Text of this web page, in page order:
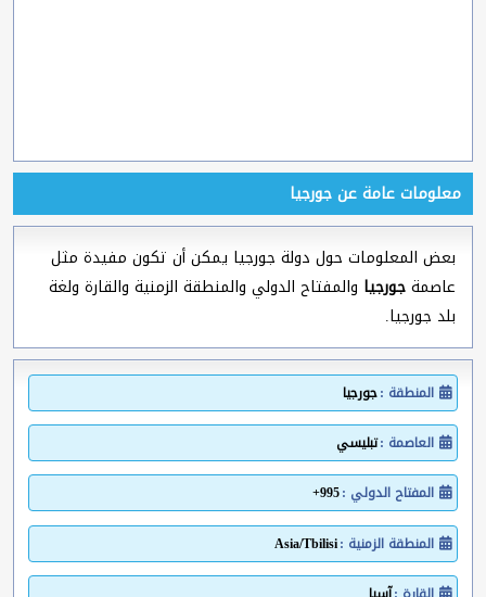
معلومات عامة عن جورجيا
بعض المعلومات حول دولة جورجيا يمكن أن تكون مفيدة مثل
عاصمةجورجيا والمفتاح الدولي والمنطقة الزمنية والقارة ولغة
بلد جورجيا.
المنطقة :جورجيا
العاصمة :تبليسي
المفتاح الدولي :995+
المنطقة الزمنية :Asia/Tbilisi